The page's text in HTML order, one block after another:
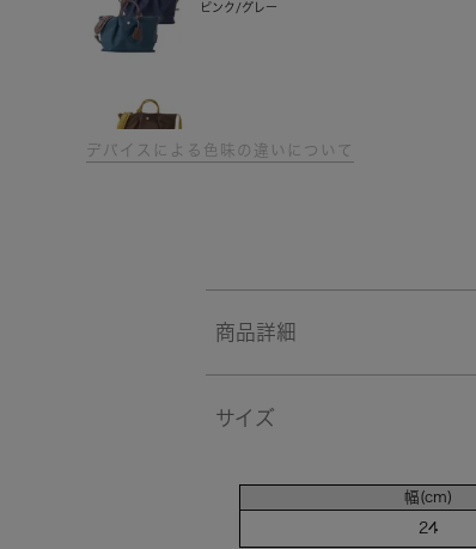
ピンク/グレー
デバイスによる色味の違いについて
商品詳細
サイズ
幅(cm)
24